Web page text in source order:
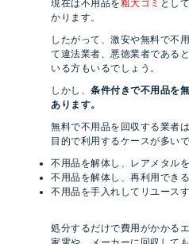
現在は不用品を粗大ゴミ とし
かります。
したがって、激安や無料で不
て違法業者、悪徳業者である
いる方もいるでしょう。
しかし、 条件付きで不用品を
あります。
無料で不用品を回収する業者
目的で利用するケースが多いで
不用品を解体し、レアメタル
不用品を解体し、再利用でき
不用品を手入れしてリユース
処分するだけで費用がかかる